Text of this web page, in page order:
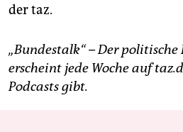
der taz.
„Bundestalk“ – Der politische
erscheint jede Woche auf
Podcasts gibt.